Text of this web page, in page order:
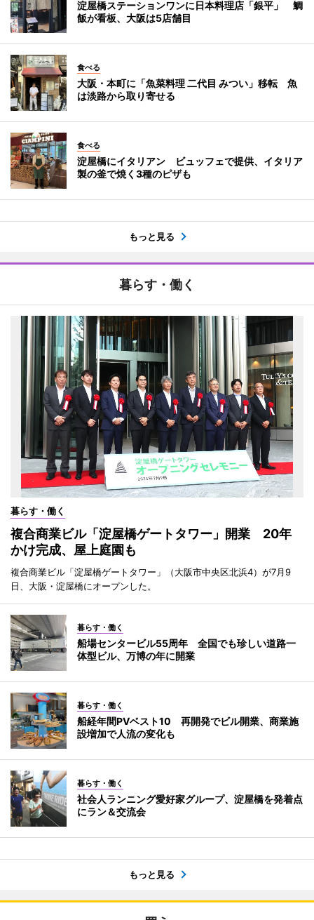
淀屋橋ステーションワンに日本料理店「銀平」 鯛
飯が看板、大阪は5店舗目
食べる
大阪・本町に「魚菜料理 二代目 みつい」移転 魚
は淡路から取り寄せる
食べる
淀屋橋にイタリアン ビュッフェで提供、イタリア
製の釜で焼く3種のピザも
もっと見る
暮らす・働く
暮らす・働く
複合商業ビル「淀屋橋ゲートタワー」開業 20年
かけ完成、屋上庭園も
複合商業ビル「淀屋橋ゲートタワー」（大阪市中央区北浜4）が7月9
日、大阪・淀屋橋にオープンした。
暮らす・働く
船場センタービル55周年 全国でも珍しい道路一
体型ビル、万博の年に開業
暮らす・働く
船経年間PVベスト10 再開発でビル開業、商業施
設増加で人流の変化も
暮らす・働く
社会人ランニング愛好家グループ、淀屋橋を発着点
にラン＆交流会
もっと見る